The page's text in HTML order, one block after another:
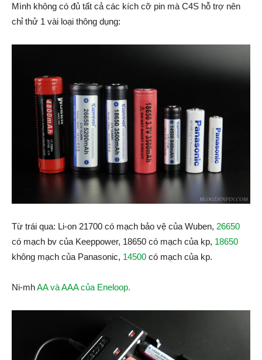
Mình không có đủ tất cả các kích cỡ pin mà C4S hỗ trợ nên
chỉ thử 1 vài loại thông dụng:
Từ trái qua: Li-on 21700 có mạch bảo vệ của Wuben, 26650
có mạch bv của Keeppower, 18650 có mạch của kp, 18650
không mạch của Panasonic, 14500 có mạch của kp.
Ni-mhAA và AAA của Eneloop.